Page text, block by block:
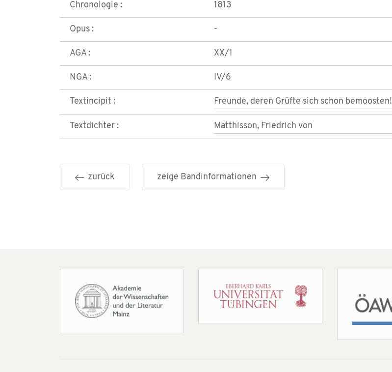
Chronologie : 1813
Opus : -
AGA : XX/1
NGA : IV/6
Textincipit : Freunde, deren Grüfte sich schon bemoosten!
Textdichter : Matthisson, Friedrich von
zurück zeige Bandinformationen